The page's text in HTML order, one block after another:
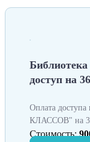
Библиотека
доступ на
Оплата
КЛАССОВ" на
Стоимость: